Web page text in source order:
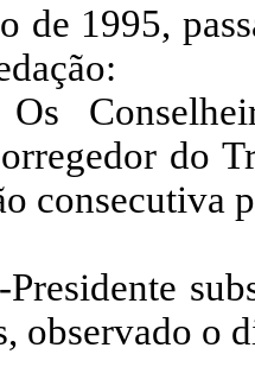
de 1995,
Os
do
consecutiva
observado o